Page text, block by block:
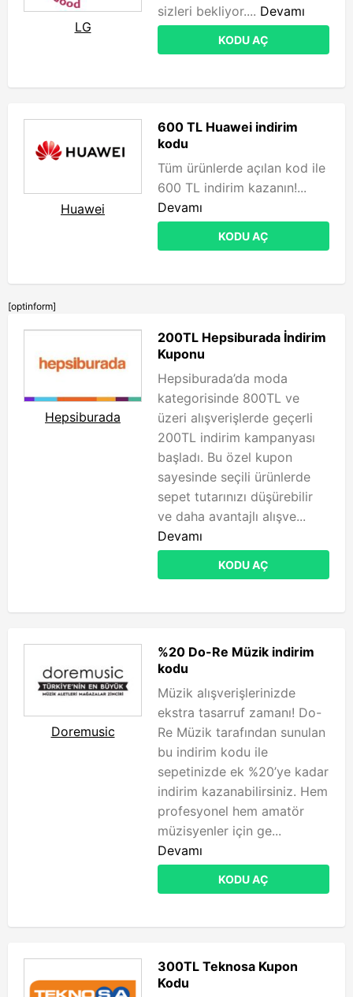
LG
sizleri bekliyor.... Devamı
KODU AÇ
Huawei
600 TL Huawei indirim
kodu
Tüm ürünlerde açılan kod ile
600 TL indirim kazanın!...
Devamı
KODU AÇ
[optinform]
Hepsiburada
200TL Hepsiburada İndirim
Kuponu
Hepsiburada’da moda
kategorisinde 800TL ve
üzeri alışverişlerde geçerli
200TL indirim kampanyası
başladı. Bu özel kupon
sayesinde seçili ürünlerde
sepet tutarınızı düşürebilir
ve daha avantajlı alışve...
Devamı
KODU AÇ
Doremusic
%20 Do-Re Müzik indirim
kodu
Müzik alışverişlerinizde
ekstra tasarruf zamanı! Do-
Re Müzik tarafından sunulan
bu indirim kodu ile
sepetinizde ek %20’ye kadar
indirim kazanabilirsiniz. Hem
profesyonel hem amatör
müzisyenler için ge...
Devamı
KODU AÇ
300TL Teknosa Kupon
Kodu